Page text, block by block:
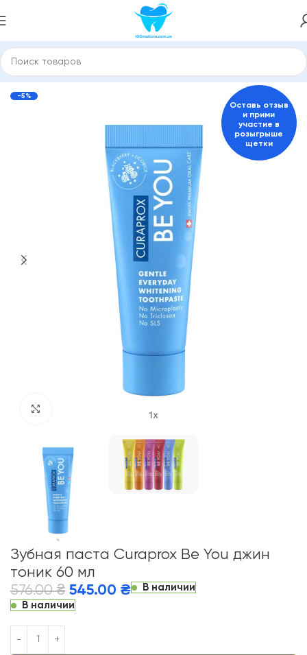
пасты и средства для гигиены полости рта Curaprox
-5%
Оставь отзыв
и прими
участие в
розыгрыше
щетки
Зубная паста Curaprox Be You джин
тоник 60 мл
576.00₴ 545.00 ₴
В наличии
В наличии
Alternative: